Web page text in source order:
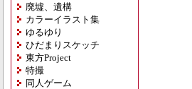
廃墟、遺構
カラーイラスト集
ゆるゆり
ひだまりスケッチ
東方Project
特撮
同人ゲーム